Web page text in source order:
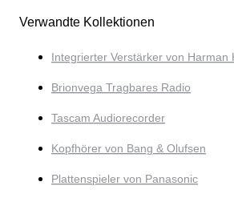
Verwandte Kollektionen
Integrierter Verstärker von Harman
Brionvega Tragbares Radio
Tascam Audiorecorder
Kopfhörer von Bang & Olufsen
Plattenspieler von Panasonic